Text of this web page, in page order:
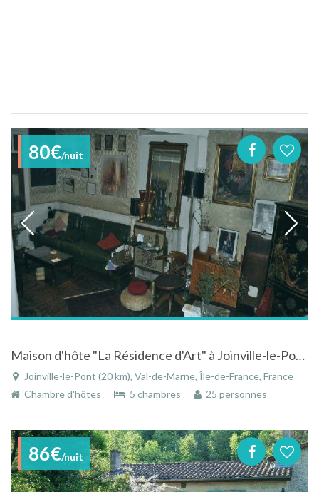
80€/nuit
Maison d'hôte "La Résidence d'Art" à Joinville-le-Pont près de Paris en Ile-de-France
Joinville-le-Pont (20 km), Val-de-Marne, Île-de-France, France
Chambre d'hôtes
5 chambres 25 personnes
86€/nuit